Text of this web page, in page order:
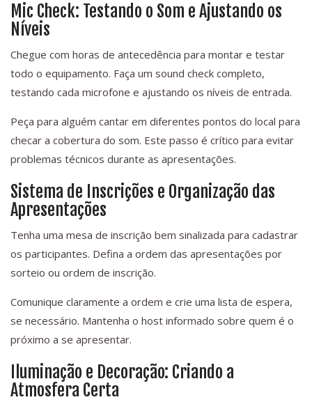
Mic Check: Testando o Som e Ajustando os
Níveis
Chegue com horas de antecedência para montar e testar
todo o equipamento. Faça um sound check completo,
testando cada microfone e ajustando os níveis de entrada.
Peça para alguém cantar em diferentes pontos do local para
checar a cobertura do som. Este passo é crítico para evitar
problemas técnicos durante as apresentações.
Sistema de Inscrições e Organização das
Apresentações
Tenha uma mesa de inscrição bem sinalizada para cadastrar
os participantes. Defina a ordem das apresentações por
sorteio ou ordem de inscrição.
Comunique claramente a ordem e crie uma lista de espera,
se necessário. Mantenha o host informado sobre quem é o
próximo a se apresentar.
Iluminação e Decoração: Criando a
Atmosfera Certa